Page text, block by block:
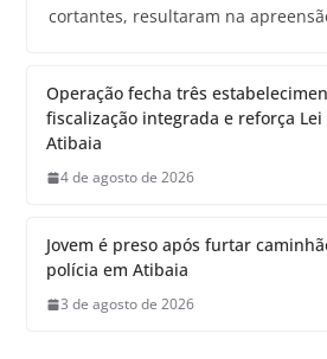
cortantes, resultaram na
Operação fecha três
fiscalização integrada e reforça Lei
Atibaia
4 de agosto de 2026
Jovem é preso após furtar
polícia em Atibaia
3 de agosto de 2026